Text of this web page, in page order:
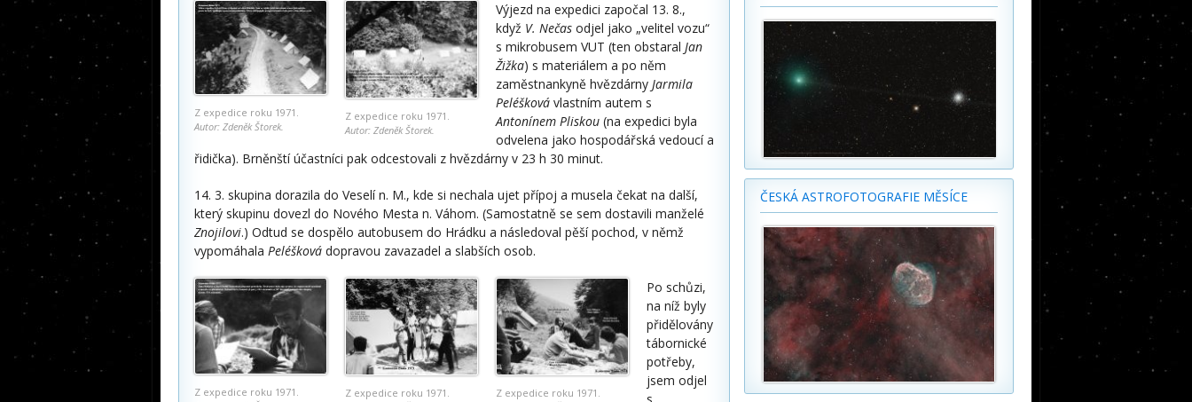
Z expedice roku 1971.
Autor: Zdeněk Štorek.
Z expedice roku 1971.
Autor: Zdeněk Štorek.
Výjezd na expedici započal 13. 8.,
když V. Nečas odjel jako „velitel vozu“
s mikrobusem VUT (ten obstaral Jan
Žižka) s materiálem a po něm
zaměstnankyně hvězdárny Jarmila
Peléšková vlastním autem s
Antonínem Pliskou (na expedici byla
odvelena jako hospodářská vedoucí a
řidička). Brněnští účastníci pak odcestovali z hvězdárny v 23 h 30 minut.
14. 3. skupina dorazila do Veselí n. M., kde si nechala ujet přípoj a musela čekat na další,
který skupinu dovezl do Nového Mesta n. Váhom. (Samostatně se sem dostavili manželé
Znojilovi.) Odtud se dospělo autobusem do Hrádku a následoval pěší pochod, v němž
vypomáhala Peléšková dopravou zavazadel a slabších osob.
Z expedice roku 1971.
Z expedice roku 1971.
Z expedice roku 1971.
Po schůzi,
na níž byly
přidělovány
tábornické
potřeby,
jsem odjel
ČESKÁ ASTROFOTOGRAFIE MĚSÍCE